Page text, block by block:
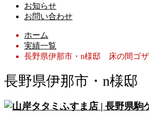
お知らせ
お問い合わせ
ホーム
実績一覧
長野県伊那市・n様邸 床の間
長野県伊那市・n様